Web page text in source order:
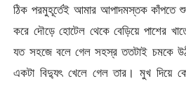
ঠিক পরমুহূর্তেই আমার আপাদমস্তক
করে দৌড়ে হোটেল থেকে বেড়িয়ে পাশের
যত সহজে বলে গেল সহস্র ততটাই চমকে
একটা বিদ্যুৎ খেলে গেল তার। মুখ